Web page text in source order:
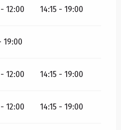
12:00 14:15 - 19:00
19:00
12:00 14:15 - 19:00
12:00 14:15 - 19:00